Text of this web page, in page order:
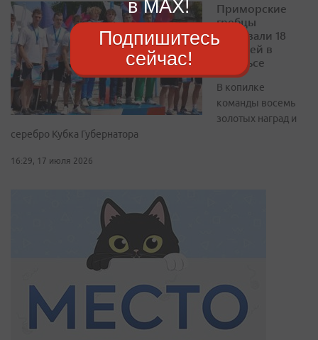
Приморские
гребцы
завоевали 18
медалей в
Энгельсе
В копилке
команды восемь
золотых наград и
серебро Кубка Губернатора
16:29, 17 июля 2026
в MAX!
Подпишитесь
сейчас!